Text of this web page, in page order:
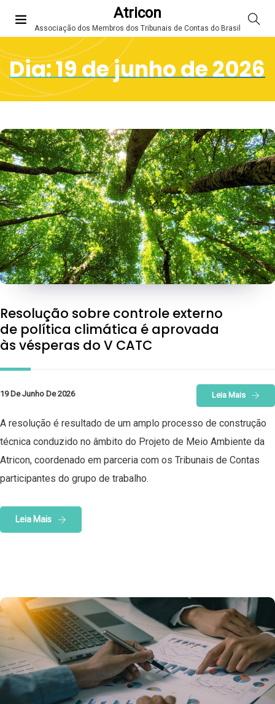
Atricon
Associação dos Membros dos Tribunais de Contas do Brasil
Dia:19 de junho de 2026
Resolução sobre controle externo
de política climática é aprovada
às vésperas do V CATC
19 De Junho De 2026 Leia Mais
A resolução é resultado de um amplo processo de construção
técnica conduzido no âmbito do Projeto de Meio Ambiente da
Atricon, coordenado em parceria com os Tribunais de Contas
participantes do grupo de trabalho.
Leia Mais